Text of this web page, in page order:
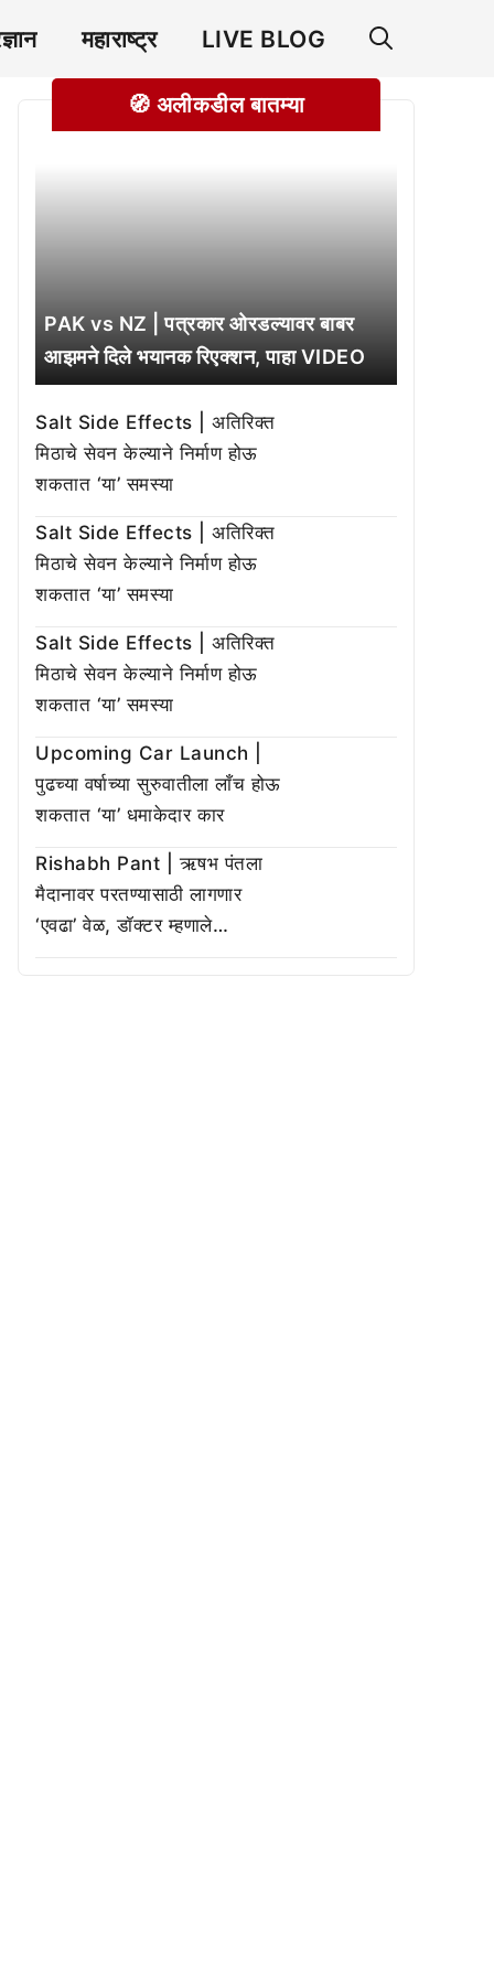
महाराष्ट्र LIVE BLOG
🧭 अलीकडील बातम्या
PAK vs NZ | पत्रकार ओरडल्यावर बाबर
आझमने दिले भयानक रिएक्शन, पाहा VIDEO
Salt Side Effects | अतिरिक्त
मिठाचे सेवन केल्याने निर्माण होऊ
शकतात ‘या’ समस्या
Salt Side Effects | अतिरिक्त
मिठाचे सेवन केल्याने निर्माण होऊ
शकतात ‘या’ समस्या
Salt Side Effects | अतिरिक्त
मिठाचे सेवन केल्याने निर्माण होऊ
शकतात ‘या’ समस्या
Upcoming Car Launch |
पुढच्या वर्षाच्या सुरुवातीला लाँच होऊ
शकतात ‘या’ धमाकेदार कार
Rishabh Pant | ऋषभ पंतला
मैदानावर परतण्यासाठी लागणार
‘एवढा’ वेळ, डॉक्टर म्हणाले…